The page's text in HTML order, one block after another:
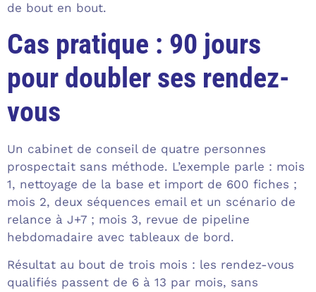
de bout en bout.
Cas pratique : 90 jours
pour doubler ses rendez-
vous
Un cabinet de conseil de quatre personnes
prospectait sans méthode. L’exemple parle : mois
1, nettoyage de la base et import de 600 fiches ;
mois 2, deux séquences email et un scénario de
relance à J+7 ; mois 3, revue de pipeline
hebdomadaire avec tableaux de bord.
Résultat au bout de trois mois : les rendez-vous
qualifiés passent de 6 à 13 par mois, sans